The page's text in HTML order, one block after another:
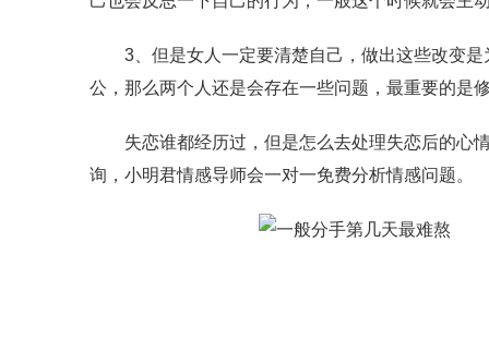
3、但是女人一定要清楚自己，做出这些改变是
公，那么两个人还是会存在一些问题，最重要的是
失恋谁都经历过，但是怎么去处理失恋后的心情
询，小明君情感导师会一对一免费分析情感问题。